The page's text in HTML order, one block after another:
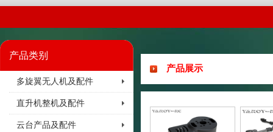
产品类别
多旋翼无人机及配件
直升机整机及配件
云台产品及配件
产品展示